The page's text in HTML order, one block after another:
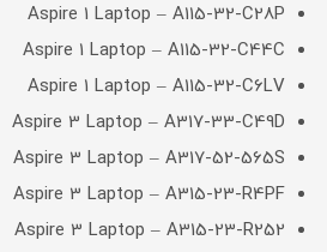
Aspire 1 Laptop – A115-32-C28P
Aspire 1 Laptop – A115-32-C44C
Aspire 1 Laptop – A115-32-C6LV
Aspire 3 Laptop – A317-33-C49D
Aspire 3 Laptop – A317-52-565S
Aspire 3 Laptop – A315-23-R4PF
Aspire 3 Laptop – A315-23-R252